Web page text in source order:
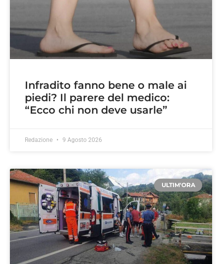
Infradito fanno bene o male ai
piedi? Il parere del medico:
“Ecco chi non deve usarle”
Redazione 9 Agosto 2026
ULTIM'ORA